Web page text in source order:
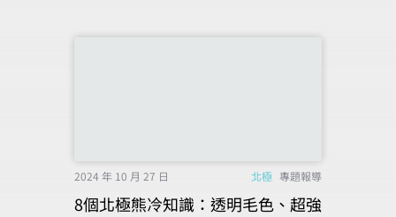
2024 年 10 月 27 日 北極 專題報導
8個北極熊冷知識：透明毛色、超強